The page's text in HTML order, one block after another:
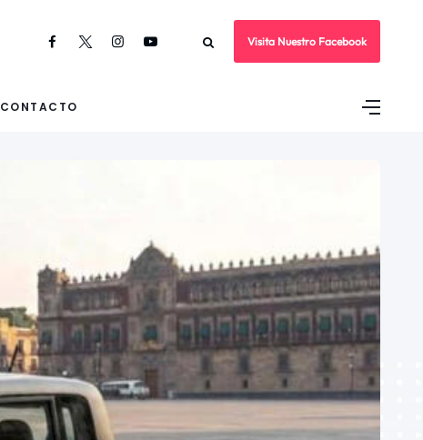
Visita Nuestro Facebook
CONTACTO